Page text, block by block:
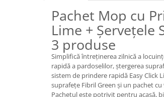
Produse incontinenta
Servetele Umede
Pachet Mop cu
Lime + Șervețele
3 produse
Simplifică întreținerea zilnică a
rapidă a pardoselilor, ștergerea
sistem de prindere rapidă Easy Click
suprafețe Fibril Green și un pachet
Pachetul este potrivit pentru acasă,